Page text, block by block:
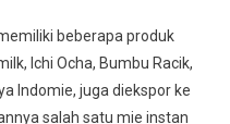
beberapa produk
Ichi Ocha, Bumbu Racik,
Indomie, juga diekspor ke
salah satu mie instan